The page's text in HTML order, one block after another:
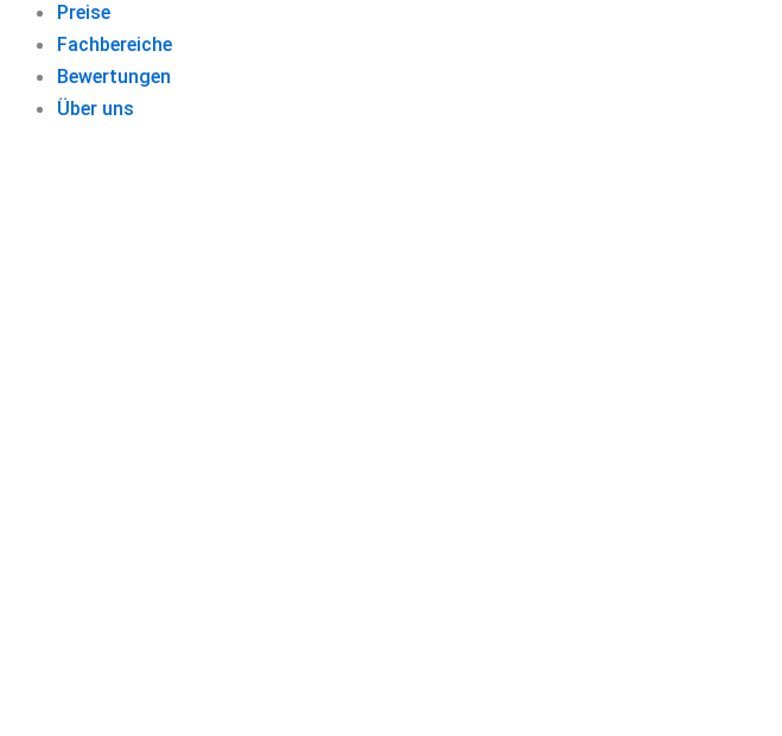
Preise
Fachbereiche
Bewertungen
Über uns